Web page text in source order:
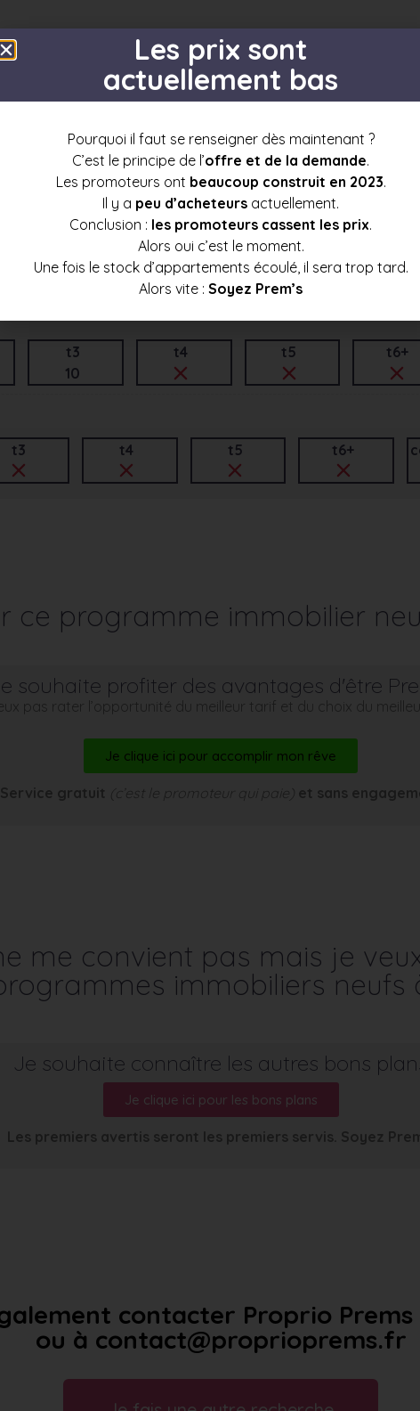
par étage
t3
5
t4 t5
6
t4 t5
t3
10
t4 t5 t6+
t3 t4 t5 t6+
ce programme immobilier
souhaite profiter des avantages d'être
pas rater l’opportunité du meilleur tarif et du choix du
Je clique ici pour accomplir mon rêve
Service gratuit (c’est le promoteur qui paie) et sans
me convient pas mais je
immobiliers neufs
Je souhaite connaître les autres bons
Je clique ici pour les bons plans
Les premiers avertis seront les premiers servis. Soyez
contacter Proprio Prems
ou à contact@proprioprems.fr
Les prix sont
actuellement bas
Pourquoi il faut se renseigner dès maintenant ?
C’est le principe de l’offre et de la demande.
Les promoteurs ont beaucoup construit en 2023.
Il y a peu d’acheteurs actuellement.
Conclusion : les promoteurs cassent les prix.
Alors oui c’est le moment.
Une fois le stock d’appartements écoulé, il sera trop tard.
Alors vite : Soyez Prem’s